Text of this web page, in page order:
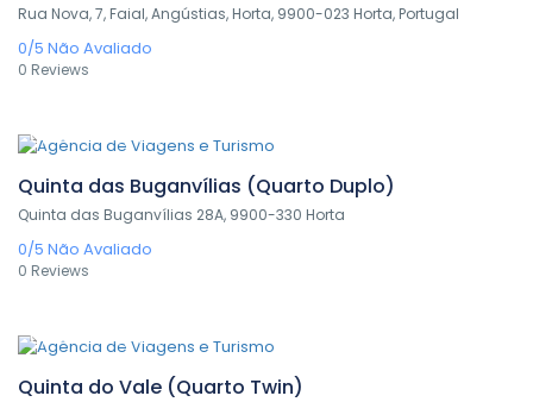
Rua Nova, 7, Faial, Angústias, Horta, 9900-023 Horta, Portugal
0/5 Não Avaliado
0 Reviews
0,00€/ 1 night(s)
Quinta das Buganvílias (Quarto Duplo)
Quinta das Buganvílias 28A, 9900-330 Horta
0/5 Não Avaliado
0 Reviews
0,00€/ 1 night(s)
Quinta do Vale (Quarto Twin)